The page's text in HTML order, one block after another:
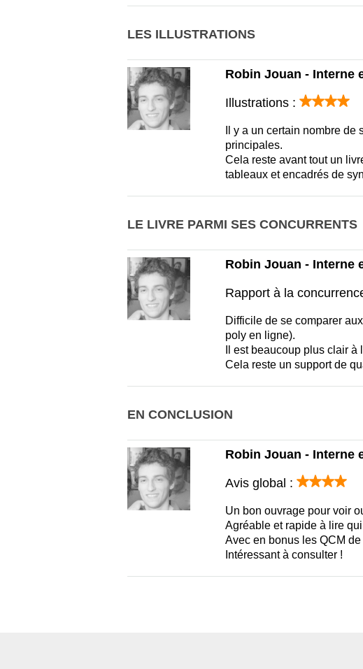
LES ILLUSTRATIONS
Robin Jouan - Interne
Illustrations :
Il y a un certain nombre
principales.
Cela reste avant tout un
tableaux et encadrés de
LE LIVRE PARMI SES CONCURRENTS
Robin Jouan - Interne
Rapport à la
Difficile de se comparer
poly en ligne).
Il est beaucoup plus clair
Cela reste un support de
EN CONCLUSION
Robin Jouan - Interne
Avis global :
Un bon ouvrage pour voir
Agréable et rapide à lire
Avec en bonus les QCM
Intéressant à consulter !